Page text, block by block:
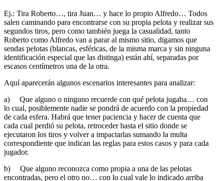
Ej.: Tira Roberto…, tira Juan… y hace lo propio Alfredo… Todos
salen caminando para encontrarse con su propia pelota y realizar sus
segundos tiros, pero como también juega la casualidad, tanto
Roberto como Alfredo van a parar al mismo sitio, digamos que
sendas pelotas (blancas, esféricas, de la misma marca y sin ninguna
identificación especial que las distinga) están ahí, separadas por
escasos centímetros una de la otra.
Aquí aparecerán algunos escenarios interesantes para analizar:
a) Que alguno o ninguno recuerde con qué pelota jugaba… con
lo cual, posiblemente nadie se pondrá de acuerdo con la propiedad
de cada esfera. Habrá que tener paciencia y hacer de cuenta que
cada cual perdió su pelota, retroceder hasta el sitio donde se
ejecutaron los tiros y volver a impactarlas sumando la multa
correspondiente que indican las reglas para estos casos y para cada
jugador.
b) Que alguno reconozca como propia a una de las pelotas
encontradas, pero el otro no… con lo cual vale lo indicado arriba